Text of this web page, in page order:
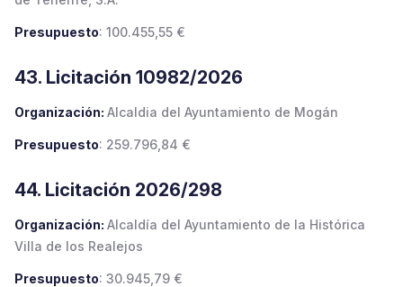
Presupuesto: 100.455,55 €
43. Licitación 10982/2026
Organización: Alcaldia del Ayuntamiento de Mogán
Presupuesto: 259.796,84 €
44. Licitación 2026/298
Organización: Alcaldía del Ayuntamiento de la Histórica
Villa de los Realejos
Presupuesto: 30.945,79 €